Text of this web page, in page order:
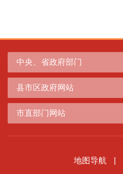
中央、省政府部门
县市区政府网站
市直部门网站
地图导航